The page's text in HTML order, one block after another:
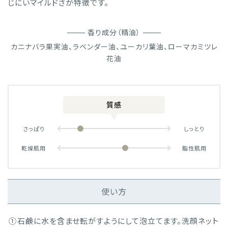
じにいマイルドさが特徴です。
香り成分（精油）
カニナバラ果実油、ラベンダー油、ユーカリ葉油、ローマカミツレ
花油
質感
さっぱり しっとり
乾燥肌用 脂性肌用
使い方
①石鹸に水を含ませ転がすようにして泡立てます。洗顔ネット